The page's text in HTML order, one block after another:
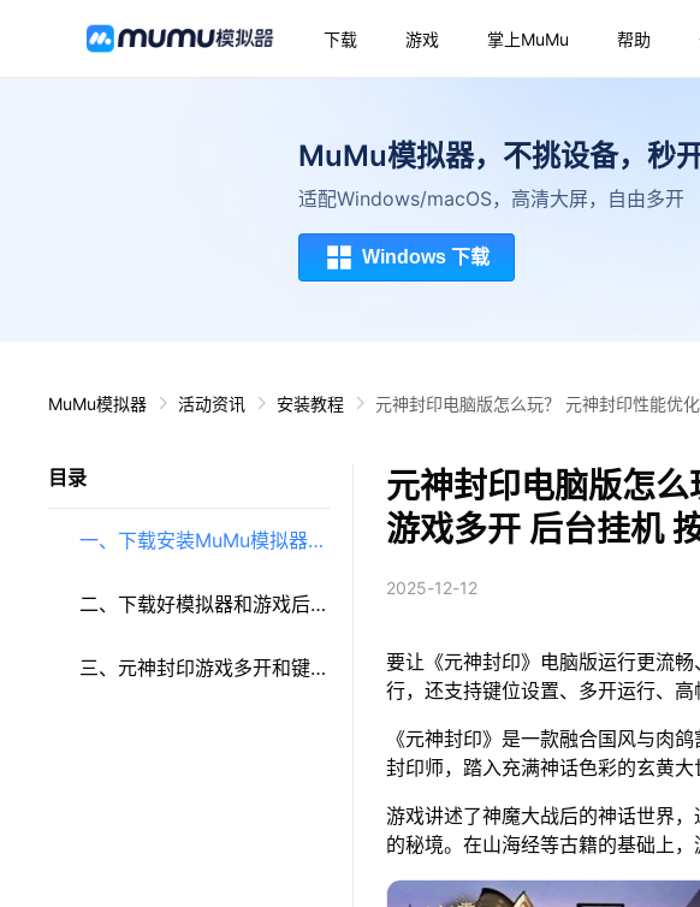
下载 游戏 掌上MuMu 帮助
MuMu模拟器，不挑设备，秒开
适配Windows/macOS，高清大屏，自由多开
Windows 下载
MuMu模拟器 活动资讯 安装教程 元神封印电脑版怎么玩？ 元神封印性能优
目录
一、下载安装MuMu模拟器和
《元神封印》
二、下载好模拟器和游戏后
再参考以下步骤进行设置：
三、元神封印游戏多开和键
元神封印电脑版怎
游戏多开 后台挂机
2025-12-12
要让《元神封印》电脑版运行更流
行，还支持键位设置、多开运行、高
《元神封印》是一款融合国风与肉
封印师，踏入充满神话色彩的玄黄大
游戏讲述了神魔大战后的神话世界
的秘境。在山海经等古籍的基础上